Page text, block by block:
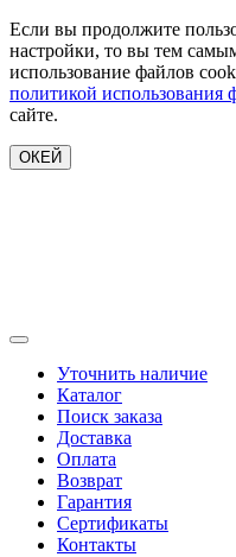
Если вы продолжите
настройки, то вы тем
использование файлов
политикой использования
сайте.
ОКЕЙ
Уточнить наличие
Каталог
Поиск заказа
Доставка
Оплата
Возврат
Гарантия
Сертификаты
Контакты